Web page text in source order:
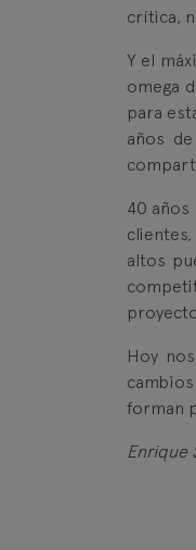
crítica,
Y el
omega
para
años
40 años
altos
Hoy
forman
Enrique